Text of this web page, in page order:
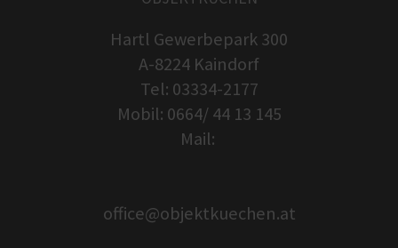
Hartl Gewerbepark 300
A-8224 Kaindorf
Tel: 03334-2177
Mobil: 0664/ 44 13 145
Mail:
office@objektkuechen.at